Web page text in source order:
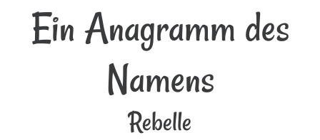
Ein Anagramm des
Namens
Rebelle